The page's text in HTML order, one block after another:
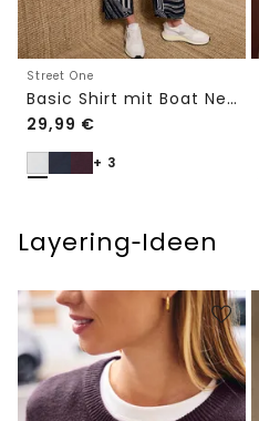
Street One
Basic Shirt mit Boat Neck und Elastikbund
29,99 €
+ 3
Layering‑Ideen